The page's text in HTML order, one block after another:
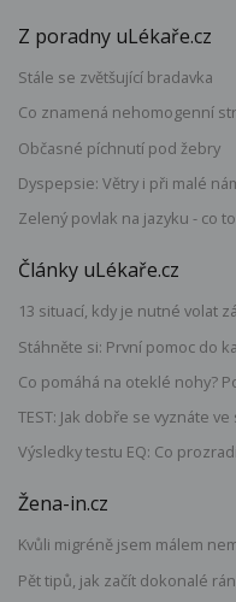
Z poradny uLékaře.cz
Stále se zvětšující bradavka
Co znamená nehomogenní
Občasné píchnutí pod žebry
Dyspepsie: Větry i při malé
Zelený povlak na jazyku - co
Články uLékaře.cz
13 situací, kdy je nutné volat
Stáhněte si: První pomoc do
Co pomáhá na oteklé nohy?
TEST: Jak dobře se vyznáte
Výsledky testu EQ: Co
Žena-in.cz
Kvůli migréně jsem málem
Pět tipů, jak začít dokonalé